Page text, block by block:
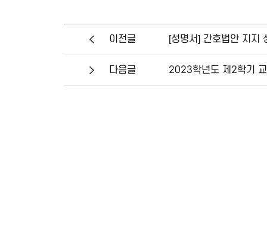
이전글 [성명서] 간호법안 지
다음글 2023학년도 제2학기